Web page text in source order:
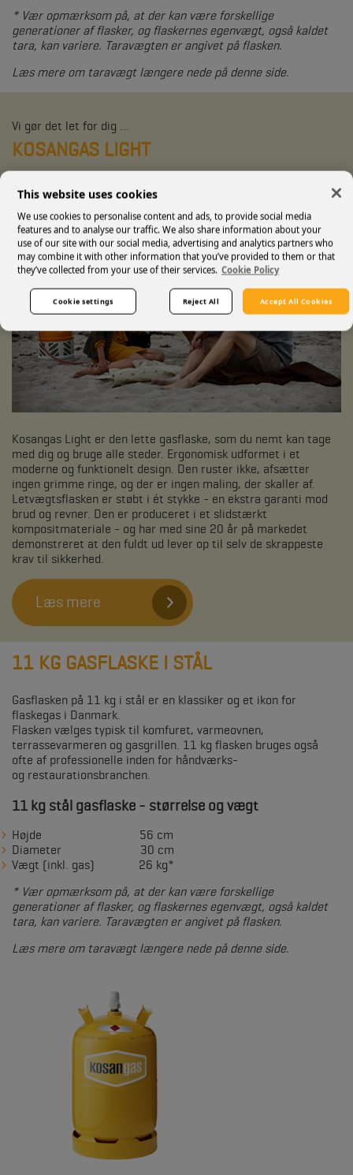
* Vær opmærksom på, at der kan være forskellige
generationer af flasker, og flaskernes egenvægt, også kaldet
tara, kan variere. Taravægten er angivet på flasken.
Læs mere om taravægt længere nede på denne side.
Vi gør det let for dig ...
KOSANGAS LIGHT
Kosangas Light er den lette gasflaske, som du nemt kan tage
med dig og bruge alle steder. Ergonomisk udformet i et
moderne og funktionelt design. Den ruster ikke, afsætter
ingen grimme ringe, og der er ingen maling, der skaller af.
Letvægtsflasken er støbt i ét stykke - en ekstra garanti mod
brud og revner. Den er produceret i et slidstærkt
kompositmateriale - og har med sine 20 år på markedet
demonstreret at den fuldt ud lever op til selv de skrappeste
krav til sikkerhed.
Læs mere
11 KG GASFLASKE I STÅL
Gasflasken på 11 kg i stål er en klassiker og et ikon for
flaskegas i Danmark.
Flasken vælges typisk til komfuret, varmeovnen,
terrassevarmeren og gasgrillen. 11 kg flasken bruges også
ofte af professionelle inden for håndværks-
og restaurationsbranchen.
11 kg stål gasflaske - størrelse og vægt
Højde 56 cm
Diameter 30 cm
Vægt (inkl. gas) 26 kg*
* Vær opmærksom på, at der kan være forskellige
generationer af flasker, og flaskernes egenvægt, også kaldet
tara, kan variere. Taravægten er angivet på flasken.
Læs mere om taravægt længere nede på denne side.
This website uses cookies
We use cookies to personalise content and ads, to provide social media
features and to analyse our traffic. We also share information about your
use of our site with our social media, advertising and analytics partners who
may combine it with other information that you’ve provided to them or that
they’ve collected from your use of their services. Cookie Policy
Reject All Accept All Cookies
Cookie settings